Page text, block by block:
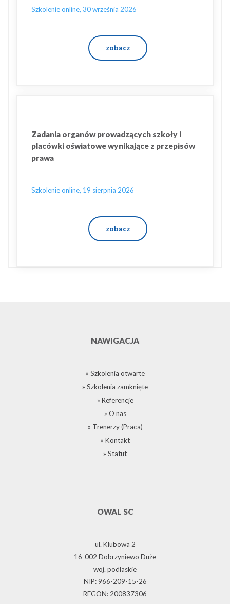
Szkolenie online, 30 września 2026
zobacz
Zadania organów prowadzących szkoły i
placówki oświatowe wynikające z przepisów
prawa
Szkolenie online, 19 sierpnia 2026
zobacz
NAWIGACJA
» Szkolenia otwarte
» Szkolenia zamknięte
» Referencje
» O nas
» Trenerzy (Praca)
» Kontakt
» Statut
OWAL SC
ul. Klubowa 2
16-002 Dobrzyniewo Duże
woj. podlaskie
NIP: 966-209-15-26
REGON: 200837306